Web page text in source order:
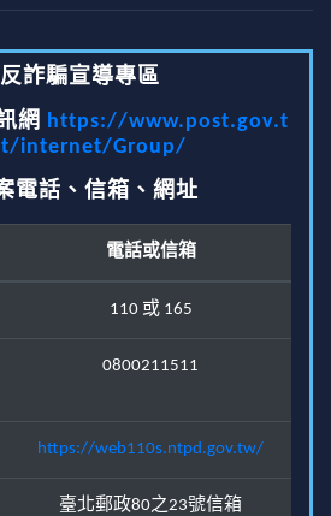
詐騙宣導專區
網 https://www.post.gov.t
internet/Group/
電話、信箱、網址
電話或信箱
110 或 165
0800211511
https://web110s.ntpd.gov.tw/
臺北郵政80之23號信箱